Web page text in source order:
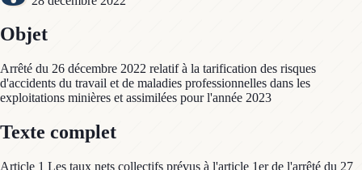
Objet
Arrêté du 26 décembre 2022 relatif à la tarification des risques
d'accidents du travail et de maladies professionnelles dans les
exploitations minières et assimilées pour l'année 2023
Texte complet
Article 1 Les taux nets collectifs prévus à l'article 1er de l'arrêté du 27